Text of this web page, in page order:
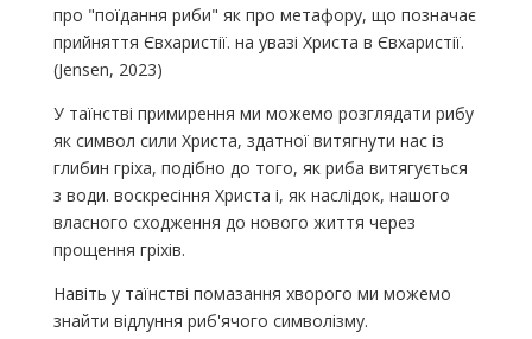
про "поїдання риби" як про метафору, що позначає
прийняття Євхаристії. на увазі Христа в Євхаристії.
(Jensen, 2023)
У таїнстві примирення ми можемо розглядати рибу
як символ сили Христа, здатної витягнути нас із
глибин гріха, подібно до того, як риба витягується
з води. воскресіння Христа і, як наслідок, нашого
власного сходження до нового життя через
прощення гріхів.
Навіть у таїнстві помазання хворого ми можемо
знайти відлуння риб'ячого символізму.